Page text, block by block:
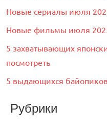
Новые сериалы июля
Новые фильмы июля
5 захватывающих
посмотреть
5 выдающихся
Рубрики